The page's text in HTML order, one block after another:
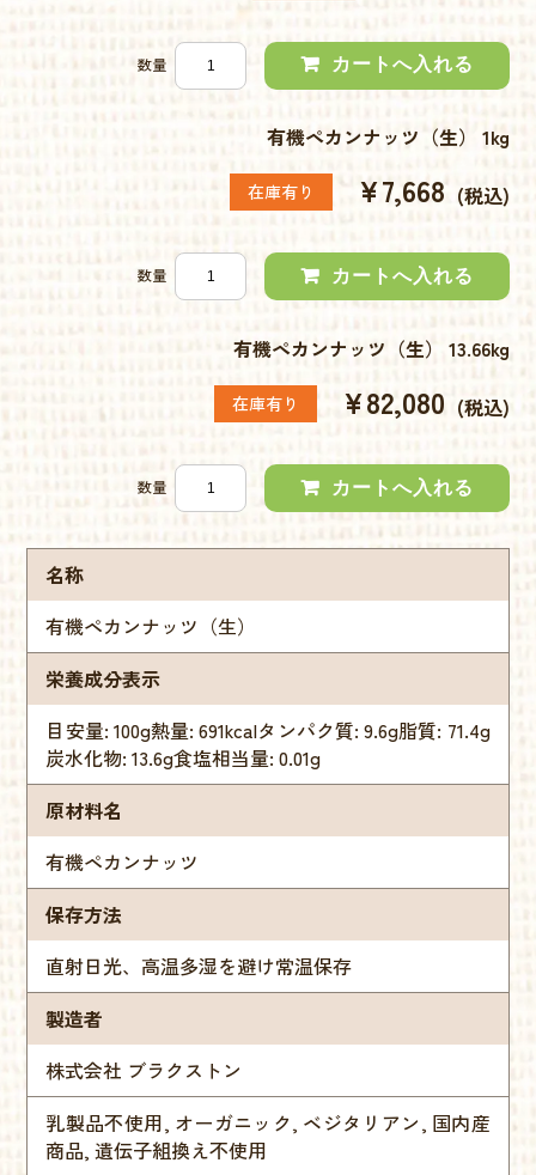
数量
有機ペカンナッツ（生） 1kg
在庫有り ¥7,668 (税込)
数量
有機ペカンナッツ（生） 13.66kg
在庫有り ¥82,080 (税込)
数量
名称
有機ペカンナッツ（生）
栄養成分表示
目安量: 100g熱量: 691kcalタンパク質: 9.6g脂質: 71.4g
炭水化物: 13.6g食塩相当量: 0.01g
原材料名
有機ペカンナッツ
保存方法
直射日光、高温多湿を避け常温保存
製造者
株式会社 ブラクストン
乳製品不使用, オーガニック, ベジタリアン, 国内産
商品, 遺伝子組換え不使用